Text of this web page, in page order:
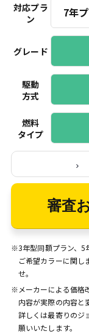
対応プラ
ン
7年
グレード
駆動
方式
燃料
タイプ
審査
※3年型同額プラン、5
ご希望カラーに関し
せ。
※メーカーによる価格
内容が実際の内容と
詳しくは最寄りのジ
願いいたします。